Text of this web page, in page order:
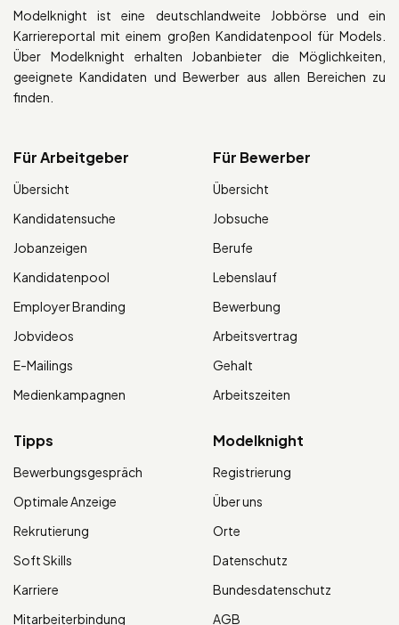
Modelknight ist eine deutschlandweite Jobbörse und ein
Karriereportal mit einem großen Kandidatenpool für Models.
Über Modelknight erhalten Jobanbieter die Möglichkeiten,
geeignete Kandidaten und Bewerber aus allen Bereichen zu
finden.
Für Arbeitgeber
Übersicht
Kandidatensuche
Jobanzeigen
Kandidatenpool
Employer Branding
Jobvideos
E-Mailings
Medienkampagnen
Für Bewerber
Übersicht
Jobsuche
Berufe
Lebenslauf
Bewerbung
Arbeitsvertrag
Gehalt
Arbeitszeiten
Tipps
Bewerbungsgespräch
Optimale Anzeige
Rekrutierung
Soft Skills
Karriere
Mitarbeiterbindung
Modelknight
Registrierung
Über uns
Orte
Datenschutz
Bundesdatenschutz
AGB